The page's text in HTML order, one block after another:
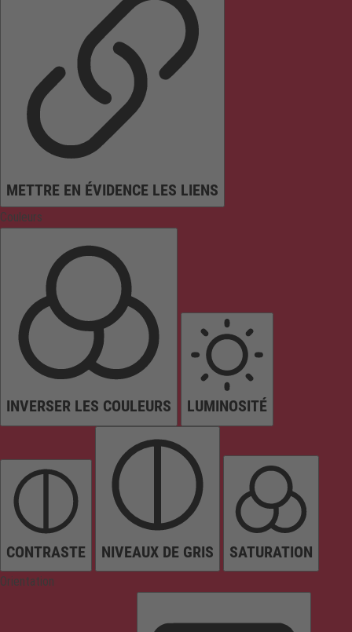
METTRE EN ÉVIDENCE LES LIENS
Couleurs
INVERSER LES COULEURS LUMINOSITÉ
CONTRASTE NIVEAUX DE GRIS SATURATION
Orientation